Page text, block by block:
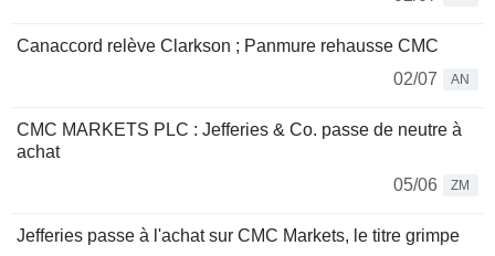
Canaccord relève Clarkson ; Panmure rehausse CMC
02/07
AN
CMC MARKETS PLC : Jefferies & Co. passe de neutre à
achat
05/06
ZM
Jefferies passe à l'achat sur CMC Markets, le titre grimpe